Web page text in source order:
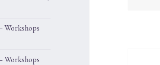
Workshops
Workshops